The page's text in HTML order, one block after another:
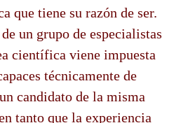
que tiene su razón de ser.
un grupo de especialistas
científica viene impuesta
técnicamente de
candidato de la misma
tanto que la experiencia